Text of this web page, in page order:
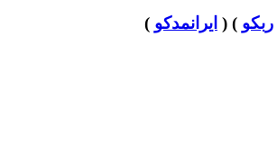
ربکو ) ( ایرانمدکو )